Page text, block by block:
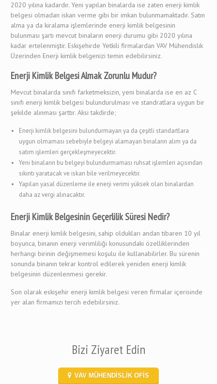
2020 yılına kadardır. Yeni yapılan binalarda ise zaten enerji kimlik
belgesi olmadan iskan verme gibi bir imkan bulunmamaktadır. Satın
alma ya da kiralama işlemlerinde enerji kimlik belgesinin
bulunması şartı mevcut binaların enerji durumu gibi 2020 yılına
kadar ertelenmiştir. Eskişehirde Yetkili firmalardan VAV Mühendislik
Üzerinden Enerji kimlik belgenizi temin edebilirsiniz.
Enerji Kimlik Belgesi Almak Zorunlu Mudur?
Mevcut binalarda sınıfı farketmeksizin, yeni binalarda ise en az C
sınıfı enerji kimlik belgesi bulundurulması ve standratlara uygun bir
şekilde alınması şarttır. Aksi takdirde;
Enerji kimlik belgesini bulundurmayan ya da çeşitli standartlara
uygun olmaması sebebiyle belgeyi alamayan binaların alım ya da
satım işlemleri gerçekleşmeyecektir.
Yeni binaların bu belgeyi bulundurmaması ruhsat işlemleri açısından
sıkıntı yaratacak ve iskan bile verilmeyecektir.
Yapılan yasal düzenleme ile enerji verimi yüksek olan binalardan
daha az vergi alınacaktır.
Enerji Kimlik Belgesinin Geçerlilik Süresi Nedir?
Binalar enerji kimlik belgesini, sahip oldukları andan tibaren 10 yıl
boyunca, binanın enerji verimliliği konusundaki özelliklerinden
herhangi birinin değişmemesi koşulu ile kullanabilirler. Bu sürenin
sonunda binanın tekrar kontrol edilerek yeniden enerji kimlik
belgesinin düzenlenmesi gerekir.
Son olarak eskişehir enerji kimlik belgesi veren firmalar içerisinde
yer alan firmamızı tercih edebilirsiniz.
Bizi Ziyaret Edin
VAV MÜHENDİSLİK OFİS